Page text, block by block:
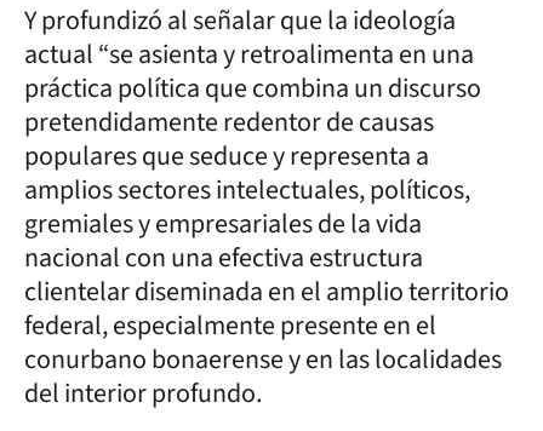
Y profundizó al señalar que la ideología
actual “se asienta y retroalimenta en una
práctica política que combina un discurso
pretendidamente redentor de causas
populares que seduce y representa a
amplios sectores intelectuales, políticos,
gremiales y empresariales de la vida
nacional con una efectiva estructura
clientelar diseminada en el amplio territorio
federal, especialmente presente en el
conurbano bonaerense y en las localidades
del interior profundo.